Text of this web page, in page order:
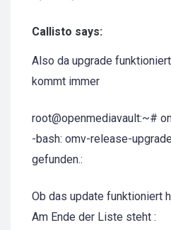
Callisto says:
Also da upgrade
kommt immer
root@openmediavault:~#
-bash: omv-release-
gefunden.:
Ob das update funktioniert
Am Ende der Liste steht :